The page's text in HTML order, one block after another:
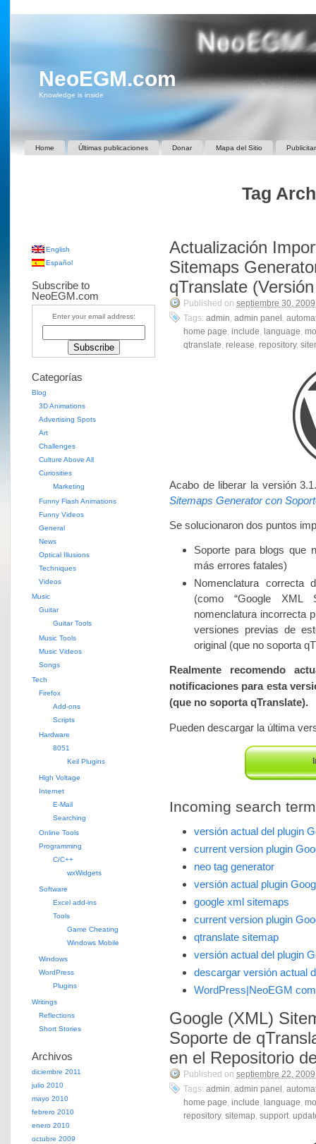
NeoEGM.com
Knowledge is inside
Home Últimas publicaciones Donar Mapa del Sitio
Tag
Actualización
Sitemaps
qTranslate
Published on septiembre 30, 2009
Tags: admin, admin panel ,
home page, include, language,
qtranslate, release, repository,
Acabo de liberar la versión
Sitemaps Generator con
Se solucionaron dos puntos
Soporte para blogs que
más errores fatales)
Nomenclatura correcta
(como “Google XML
nomenclatura incorrecta
versiones previas de
original (que no soporta
Realmente recomendo
notificaciones para esta
(que no soporta qTranslate).
Pueden descargar la última
Incoming search
versión actual del plugin
current version plugin
neo tag generator
versión actual plugin
google xml sitemaps
current version plugin
qtranslate sitemap
versión actual del plugin
descargar versión actual
WordPress|NeoEGM com
Google (XML)
Soporte de
en el Repositorio
Published on septiembre 22, 2009
Tags: admin, admin panel ,
home page, include, language,
repository, sitemap, support,
English
Español
Subscribe to
NeoEGM.com
Enter your email address:
Categorías
Blog
3D Animations
Advertising Spots
Art
Challenges
Culture Above All
Curiosities
Marketing
Funny Flash Animations
Funny Videos
General
News
Optical Illusions
Techniques
Videos
Music
Guitar
Guitar Tools
Music Tools
Music Videos
Songs
Tech
Firefox
Add-ons
Scripts
Hardware
8051
Keil Plugins
High Voltage
Internet
E-Mail
Searching
Online Tools
Programming
C/C++
wxWidgets
Software
Excel add-ins
Tools
Game Cheating
Windows Mobile
Windows
WordPress
Plugins
Writings
Reflections
Short Stories
Archivos
diciembre 2011
julio 2010
mayo 2010
febrero 2010
enero 2010
octubre 2009